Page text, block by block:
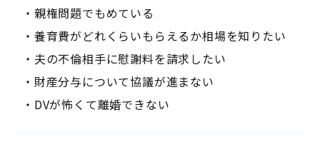
・親権問題でもめている
・養育費がどれくらいもらえるか相場を知りたい
・夫の不倫相手に慰謝料を請求したい
・財産分与について協議が進まない
・DVが怖くて離婚できない